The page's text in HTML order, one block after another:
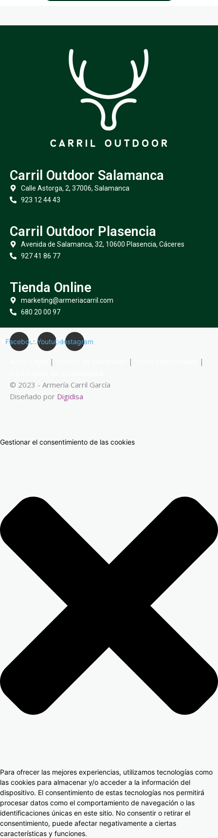
Carril Outdoor Salamanca
Calle Astorga, 2, 37006, Salamanca
923 12 44 43
Carril Outdoor Plasencia
Avenida de Salamanca, 32, 10600 Plasencia, Cáceres
927 41 86 77
Tienda Online
marketing@armeriacarril.com
680 20 00 97
FacebookYoutubeInstagram
| |
|
© 2023 - Armería Carril García
Diseñado por Digidisa
Gestionar el consentimiento de las cookies
Para ofrecer las mejores experiencias, utilizamos tecnologías como
las cookies para almacenar y/o acceder a la información del
dispositivo. El consentimiento de estas tecnologías nos permitirá
procesar datos como el comportamiento de navegación o las
identificaciones únicas en este sitio. No consentir o retirar el
consentimiento, puede afectar negativamente a ciertas
características y funciones.